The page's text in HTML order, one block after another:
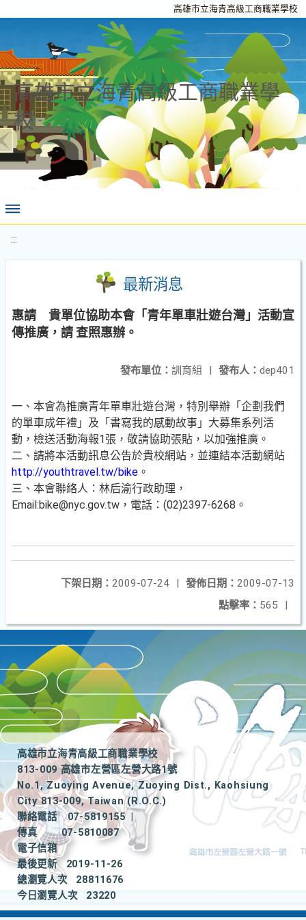
高雄市立海青高級工商職業學校
高雄市立海青高級工商職業學
校
:::
最新消息
惠請 貴單位協助本會「青年單車壯遊台灣」活動宣
傳推廣，請 查照惠辦。
發布人： dep401
發布單位： 訓育組 |
一、本會為推廣青年單車壯遊台灣，特別舉辦「企劃我們
的單車成年禮」及「書寫我的感動故事」大募集系列活
動，檢送活動海報1張，敬請協助張貼，以加強推廣。
二、請將本活動訊息公告於貴校網站，並連結本活動網站
http://youthtravel.tw/bike 。
三、本會聯絡人：林后渝行政助理，
Email:bike@nyc.gov.tw，電話：(02)2397-6268。
發佈日期： 2009-07-13
下架日期： 2009-07-24
|
點擊率： 565 |
高雄市立海青高級工商職業學校
813-009 高雄市左營區左營大路1號
No.1, Zuoying Avenue, Zuoying Dist., Kaohsiung
City 813-009, Taiwan (R.O.C.)
聯絡電話
07-5819155
|
傳真
07-5810087
電子信箱
最後更新
2019-11-26
總瀏覽人次
28811676
今日瀏覽人次
23220